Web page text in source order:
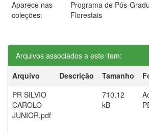
Aparece nas
coleções:
Programa de Pós-
Florestais
Arquivos associados a este item:
Arquivo
Descrição Tamanho
PR SILVIO
CAROLO
JUNIOR.pdf
710,12
kB